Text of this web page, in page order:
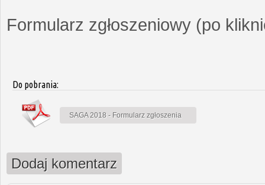
Formularz zgłoszeniowy (po
Do pobrania:
SAGA 2018 - Formularz zgłoszenia
Dodaj komentarz